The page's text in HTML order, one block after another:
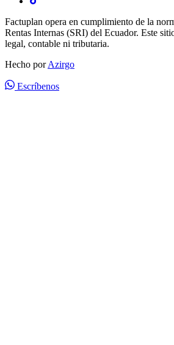
Factuplan opera en cumplimiento de la
Rentas Internas (SRI) del Ecuador. Este
legal, contable ni tributaria.
Hecho porAzirgo
Escríbenos